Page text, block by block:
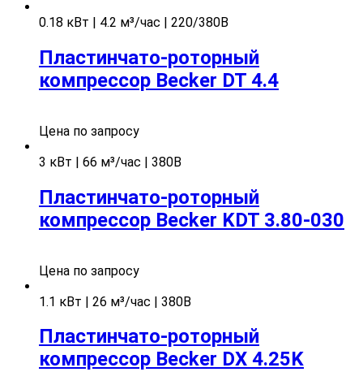
0.18 кВт | 4.2 м³/час | 220/380В
Пластинчато-роторный
компрессор Becker DT 4.4
Цена по запросу
3 кВт | 66 м³/час | 380В
Пластинчато-роторный
компрессор Becker KDT 3.80-030
Цена по запросу
1.1 кВт | 26 м³/час | 380В
Пластинчато-роторный
компрессор Becker DX 4.25K